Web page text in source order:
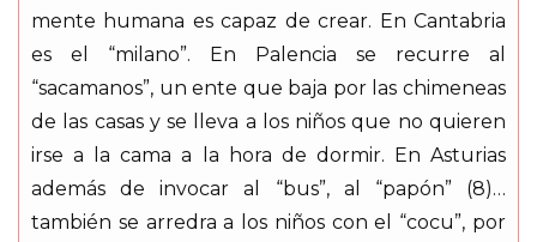
mente humana es capaz de crear. En Cantabria
es el “milano”. En Palencia se recurre al
“sacamanos”, un ente que baja por las chimeneas
de las casas y se lleva a los niños que no quieren
irse a la cama a la hora de dormir. En Asturias
además de invocar al “bus”, al “papón” (8)…
también se arredra a los niños con el “cocu”, por